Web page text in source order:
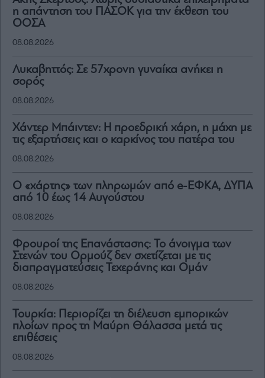
η απάντηση του ΠΑΣΟΚ για την έκθεση του
ΟΟΣΑ
08.08.2026
Λυκαβηττός: Σε 57χρονη γυναίκα ανήκει η
σορός
08.08.2026
Χάντερ Μπάιντεν: Η προεδρική χάρη, η μάχη με
τις εξαρτήσεις και ο καρκίνος του πατέρα του
08.08.2026
Ο «χάρτης» των πληρωμών από e-ΕΦΚΑ, ΔΥΠΑ
από 10 έως 14 Αυγούστου
08.08.2026
Φρουροί της Επανάστασης: Το άνοιγμα των
Στενών του Ορμούζ δεν σχετίζεται με τις
διαπραγματεύσεις Τεχεράνης και Ομάν
08.08.2026
Τουρκία: Περιορίζει τη διέλευση εμπορικών
πλοίων προς τη Μαύρη Θάλασσα μετά τις
επιθέσεις
08.08.2026